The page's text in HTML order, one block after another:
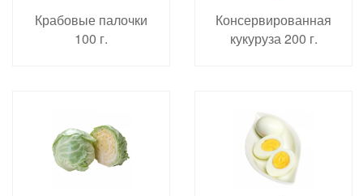
Крабовые палочки
100 г.
Консервированная
кукуруза 200 г.